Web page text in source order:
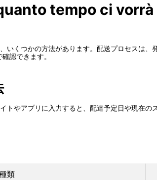
tempo ci
くつかの方法があります。配送プロセスは、
認できます。
トやアプリに入力すると、配達予定日や現在
類